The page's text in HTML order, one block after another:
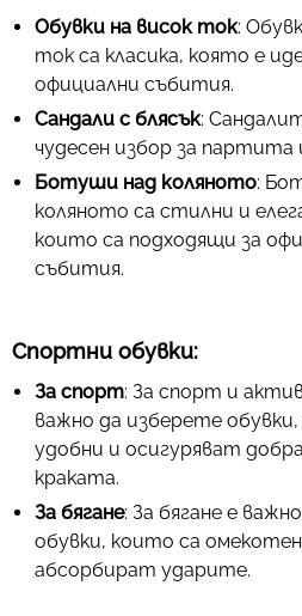
Обувки на висок ток:
ток са класика, която е
официални събития.
Сандали с блясък:
чудесен избор за партита
Ботуши над коляното:
коляното са стилни и
които са подходящи за
събития.
Спортни обувки:
За спорт: За спорт и
важно да изберете
удобни и осигуряват
краката.
За бягане: За бягане е
обувки, които са
абсорбират ударите.